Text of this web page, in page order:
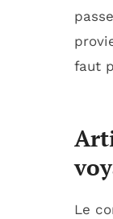
faut
Le